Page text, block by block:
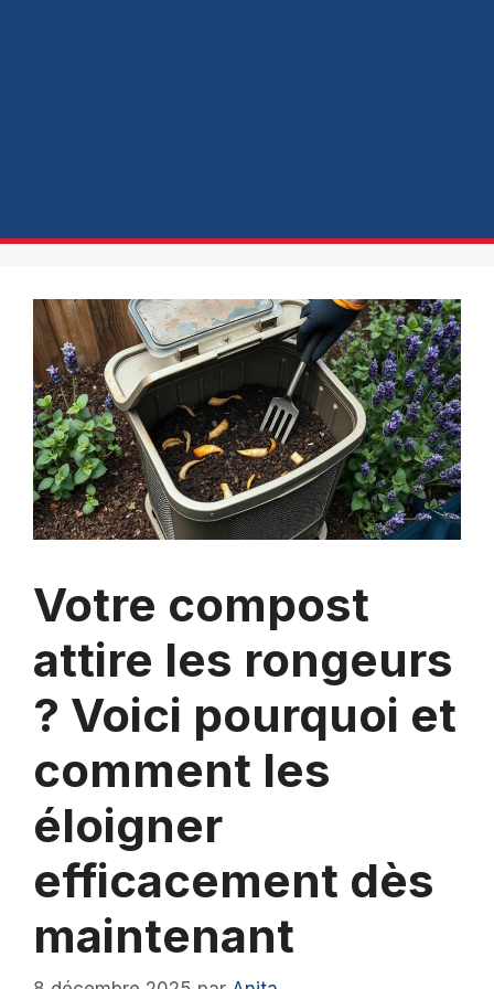
Votre compost
attire les rongeurs
? Voici pourquoi et
comment les
éloigner
efficacement dès
maintenant